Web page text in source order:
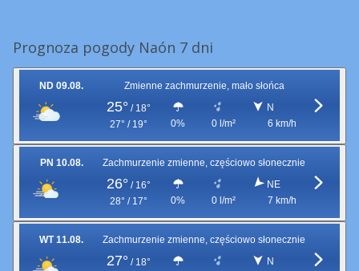
Prognoza pogody Naón 7 dni
ND 09.08. Zmienne zachmurzenie, mało słońca
25° / 18°
27° / 19°
0% 0 l/m²
N
6 km/h
PN 10.08. Zachmurzenie zmienne, częściowo słonecznie
26° / 16°
28° / 17°
0% 0 l/m²
NE
7 km/h
WT 11.08. Zachmurzenie zmienne, częściowo słonecznie
27° / 18°
N